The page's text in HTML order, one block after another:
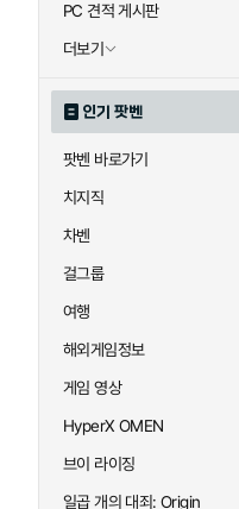
PC 견적 게시판
더보기
인기 팟벤
팟벤 바로가기
치지직
차벤
걸그룹
여행
해외게임정보
게임 영상
HyperX OMEN
브이 라이징
일곱 개의 대죄: Origin